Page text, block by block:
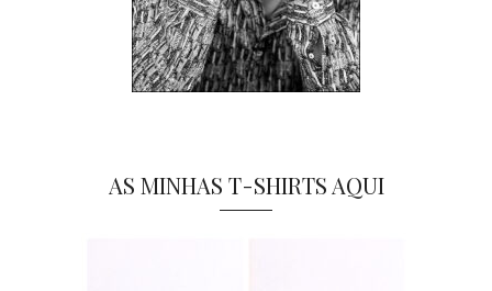
AS MINHAS T-SHIRTS AQUI